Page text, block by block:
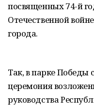
посвященных 74-й
Отечественной
города.
Так, в парке Победы
церемония
руководства